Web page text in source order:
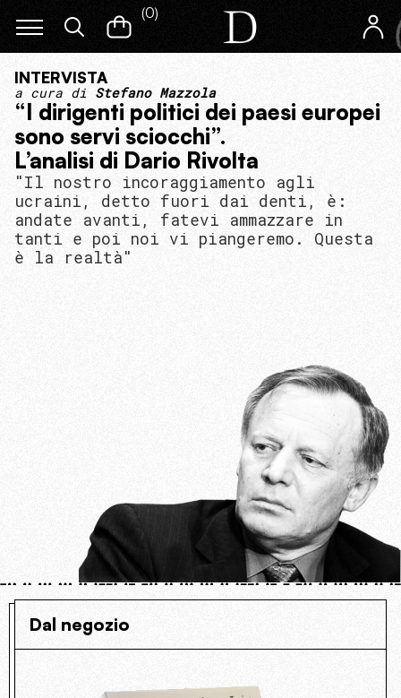
(0)
INTERVISTA
a cura di Stefano Mazzola
“I dirigenti politici dei paesi europei
sono servi sciocchi”.
L’analisi di Dario Rivolta
"Il nostro incoraggiamento agli
ucraini, detto fuori dai denti, è:
andate avanti, fatevi ammazzare in
tanti e poi noi vi piangeremo. Questa
è la realtà"
Dal negozio